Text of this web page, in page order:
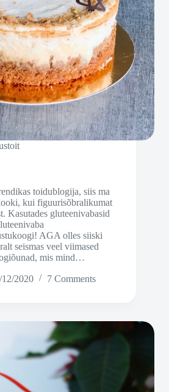
toidublogija, siis ma
kui figuurisõbralikumat
Kasutades gluteenivabasid
AGA olles siiski
seismas veel viimased
mis mind…
12/2020 7 Comments